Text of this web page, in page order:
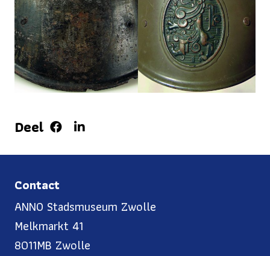
Deel
Contact
ANNO Stadsmuseum Zwolle
Melkmarkt 41
8011MB Zwolle